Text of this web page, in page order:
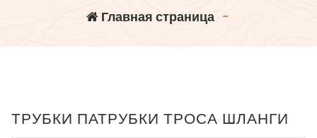
Главная страница-
ТРУБКИ ПАТРУБКИ ТРОСА ШЛАНГИ